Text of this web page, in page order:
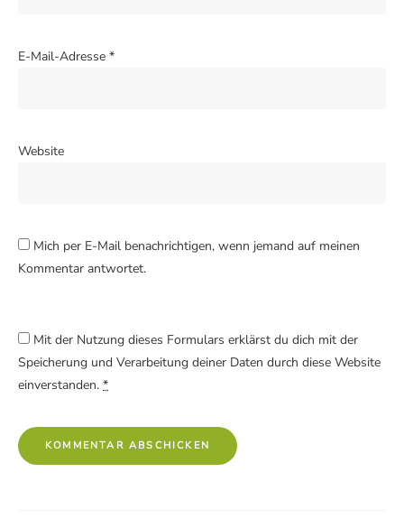
E-Mail-Adresse *
Website
Mich per E-Mail benachrichtigen, wenn jemand auf meinen
Kommentar antwortet.
Mit der Nutzung dieses Formulars erklärst du dich mit der
Speicherung und Verarbeitung deiner Daten durch diese Website
einverstanden. *